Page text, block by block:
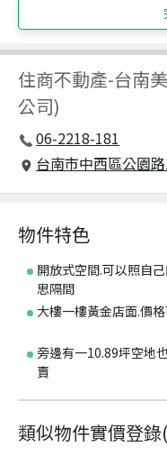
住商不動產-台南
公司)
06-2218-181
台南市中西區公園
物件特色
開放式空間.可以照自
思隔間
大樓一樓黃金店面.價
旁邊有一10.89坪空地
賣
類似物件實價登錄(